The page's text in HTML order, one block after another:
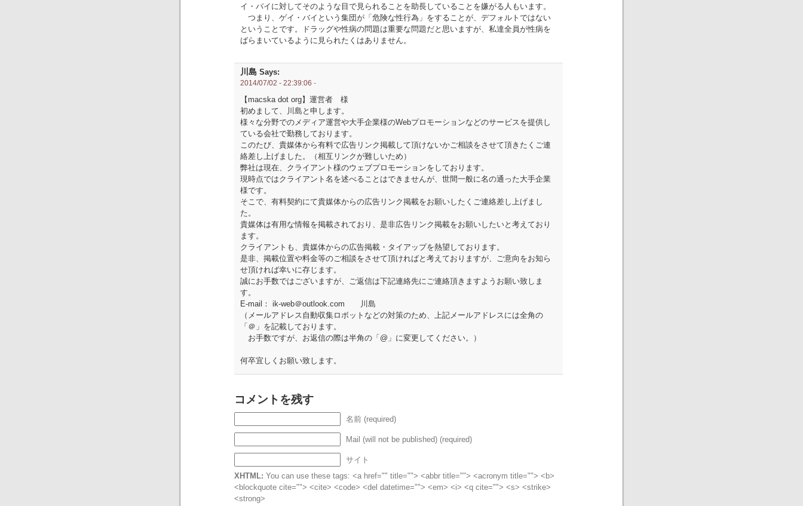
イ・バイに対してそのような目で見られることを助長していることを嫌がる人もいます。
つまり、ゲイ・バイという集団が「危険な性行為」をすることが、デフォルトではない
ということです。ドラッグや性病の問題は重要な問題だと思いますが、私達全員が性病を
ばらまいているように見られたくはありません。
川島 Says:
2014/07/02 - 22:39:06 -
【macska dot org】運営者 様
初めまして、川島と申します。
様々な分野でのメディア運営や大手企業様のWebプロモーションなどのサービスを提供し
ている会社で勤務しております。
このたび、貴媒体から有料で広告リンク掲載して頂けないかご相談をさせて頂きたくご連
絡差し上げました。（相互リンクが難しいため）
弊社は現在、クライアント様のウェブプロモーションをしております。
現時点ではクライアント名を述べることはできませんが、世間一般に名の通った大手企業
様です。
そこで、有料契約にて貴媒体からの広告リンク掲載をお願いしたくご連絡差し上げまし
た。
貴媒体は有用な情報を掲載されており、是非広告リンク掲載をお願いしたいと考えており
ます。
クライアントも、貴媒体からの広告掲載・タイアップを熱望しております。
是非、掲載位置や料金等のご相談をさせて頂ければと考えておりますが、ご意向をお知ら
せ頂ければ幸いに存じます。
誠にお手数ではございますが、ご返信は下記連絡先にご連絡頂きますようお願い致しま
す。
E-mail： ik-web＠outlook.com 川島
（メールアドレス自動収集ロボットなどの対策のため、上記メールアドレスには全角の
「＠」を記載しております。
お手数ですが、お返信の際は半角の「@」に変更してください。）
何卒宜しくお願い致します。
コメントを残す
名前 (required)
Mail (will not be published) (required)
サイト
XHTML: You can use these tags: <a href="" title=""> <abbr title=""> <acronym title=""> <b>
<blockquote cite=""> <cite> <code> <del datetime=""> <em> <i> <q cite=""> <s> <strike>
<strong>